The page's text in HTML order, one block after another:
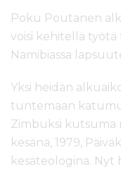
Poku Poutanen
voisi kehitellä
Namibiassa
Yksi heidän
tuntemaan
Zimbuksi kutsuma
kesänä, 1979,
kesäteologina.